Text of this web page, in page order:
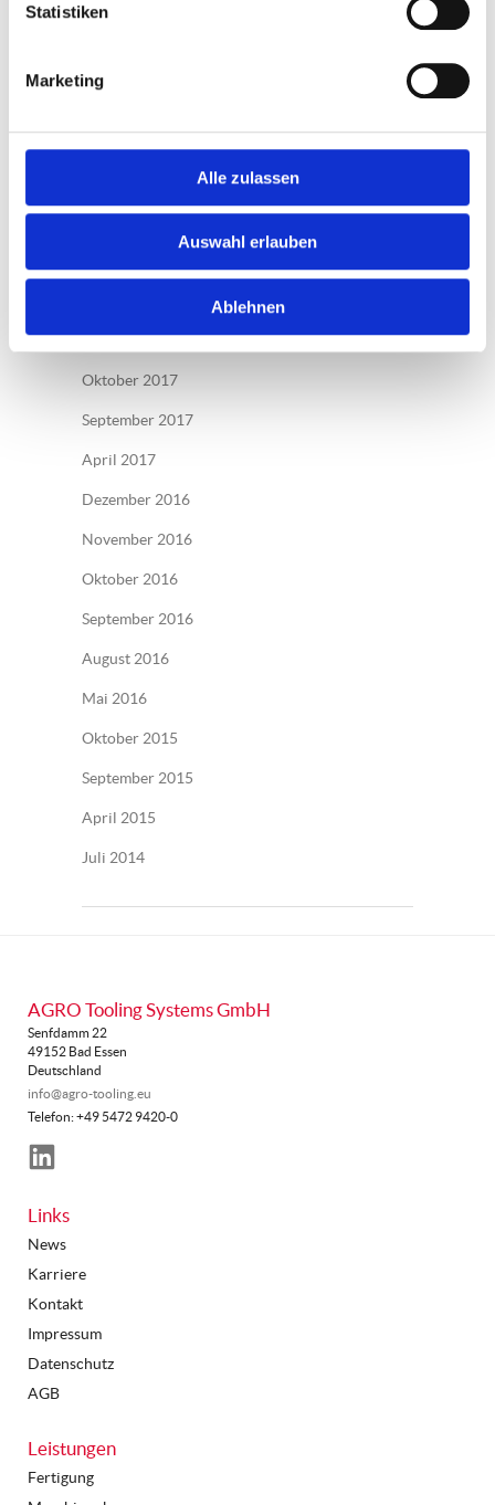
Statistiken
Marketing
Alle zulassen
Auswahl erlauben
Ablehnen
Juli 2020
Mai 2018
Oktober 2017
September 2017
April 2017
Dezember 2016
November 2016
Oktober 2016
September 2016
August 2016
Mai 2016
Oktober 2015
September 2015
April 2015
Juli 2014
AGRO Tooling Systems GmbH
Senfdamm 22
49152 Bad Essen
Deutschland
info@agro-tooling.eu
Telefon: +49 5472 9420-0
LinkedIn
Links
News
Karriere
Kontakt
Impressum
Datenschutz
AGB
Leistungen
Fertigung